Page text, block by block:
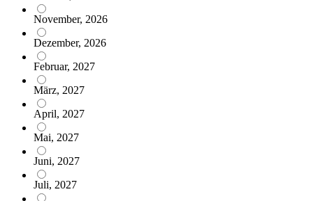
November, 2026
Dezember, 2026
Februar, 2027
März, 2027
April, 2027
Mai, 2027
Juni, 2027
Juli, 2027